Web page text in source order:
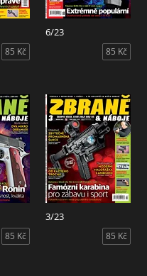
85 Kč
6/23
85 Kč
85 Kč
3/23
85 Kč